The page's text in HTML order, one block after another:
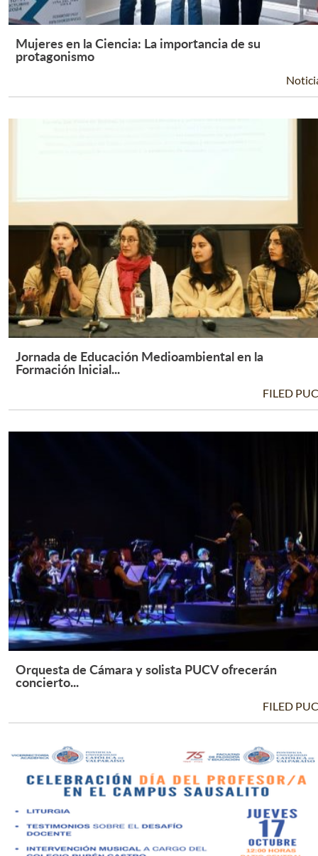
Leer Más +
Mujeres en la Ciencia: La importancia de su
protagonismo
Leer Más +
Jornada de Educación Medioambiental en la
Formación Inicial...
FILED
Leer Más +
Orquesta de Cámara y solista PUCV ofrecerán
concierto...
FILED